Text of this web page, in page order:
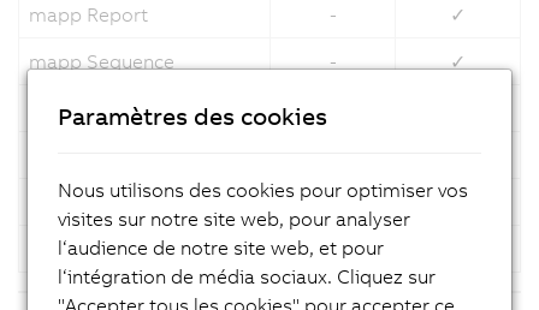
mapp Report
-
✓
mapp Sequence
-
✓
mapp Skyline
mapp User
-
✓
mapp UserX
-
Paramètres des cookies
Nous utilisons des cookies pour optimiser vos
visites sur notre site web, pour analyser
l‘audience de notre site web, et pour
l‘intégration de média sociaux. Cliquez sur
"Accepter tous les cookies" pour accepter ce